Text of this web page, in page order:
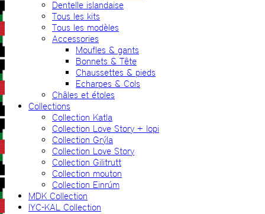
Dentelle islandaise
Tous les kits
Tous les modèles
Accessories
Moufles & gants
Bonnets & Tête
Chaussettes & pieds
Echarpes & Cols
Châles et étoles
Collections
Collection Katla
Collection Love Story + lopi
Collection Grýla
Collection Love Story
Collection Gilitrutt
Collection mouton
Collection Einrúm
MDK Collection
IYC-KAL Collection